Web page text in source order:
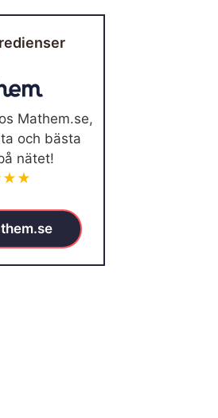
Mathem.se,
och bästa
nätet!